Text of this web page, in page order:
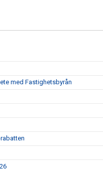
med Fastighetsbyrån